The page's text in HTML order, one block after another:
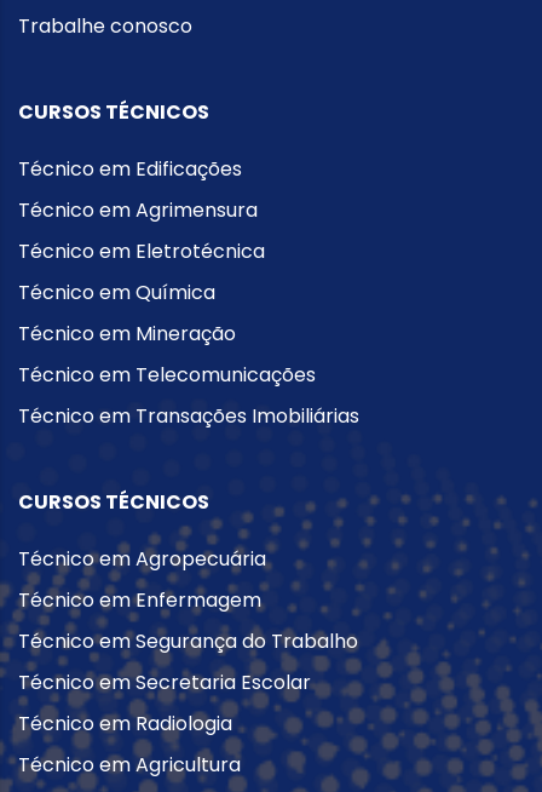
Trabalhe conosco
CURSOS TÉCNICOS
Técnico em Edificações
Técnico em Agrimensura
Técnico em Eletrotécnica
Técnico em Química
Técnico em Mineração
Técnico em Telecomunicações
Técnico em Transações Imobiliárias
CURSOS TÉCNICOS
Técnico em Agropecuária
Técnico em Enfermagem
Técnico em Segurança do Trabalho
Técnico em Secretaria Escolar
Técnico em Radiologia
Técnico em Agricultura